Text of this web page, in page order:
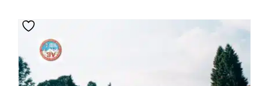
Eventi